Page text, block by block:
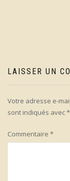
LAISSER UN
Votre adresse e-
sont indiqués avec*
Commentaire *